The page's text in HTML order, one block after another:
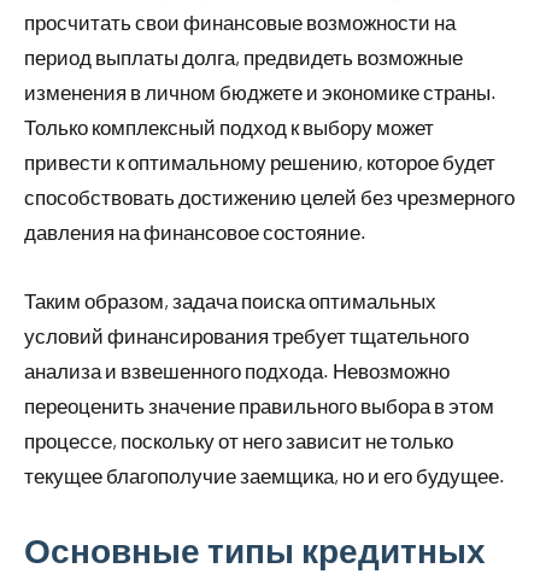
просчитать свои финансовые возможности на
период выплаты долга, предвидеть возможные
изменения в личном бюджете и экономике страны.
Только комплексный подход к выбору может
привести к оптимальному решению, которое будет
способствовать достижению целей без чрезмерного
давления на финансовое состояние.
Таким образом, задача поиска оптимальных
условий финансирования требует тщательного
анализа и взвешенного подхода. Невозможно
переоценить значение правильного выбора в этом
процессе, поскольку от него зависит не только
текущее благополучие заемщика, но и его будущее.
Основные типы кредитных